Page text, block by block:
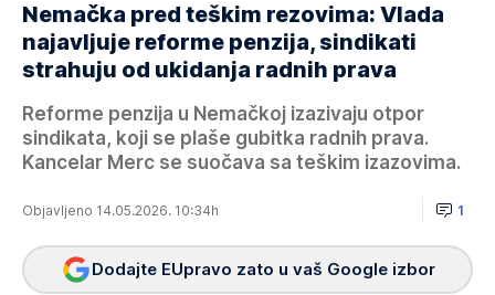
Nemačka pred teškim rezovima: Vlada
najavljuje reforme penzija, sindikati
strahuju od ukidanja radnih prava
Reforme penzija u Nemačkoj izazivaju otpor
sindikata, koji se plaše gubitka radnih prava.
Kancelar Merc se suočava sa teškim izazovima.
Objavljeno 14.05.2026. 10:34h 1
Dodajte EUpravo zato u vaš Google izbor